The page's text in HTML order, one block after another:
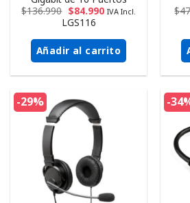
$136.990 $84.990 IVA Incl.
LGS116
Añadir al carrito
$
-29% -